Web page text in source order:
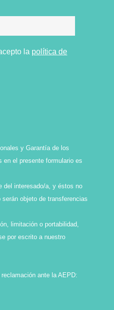
la política de
y Garantía de los
en el presente formulario es
del interesado/a, y éstos no
objeto de transferencias
limitación o portabilidad,
por escrito a nuestro
ante la AEPD: